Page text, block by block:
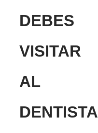
DEBES
VISITAR
AL
DENTISTA